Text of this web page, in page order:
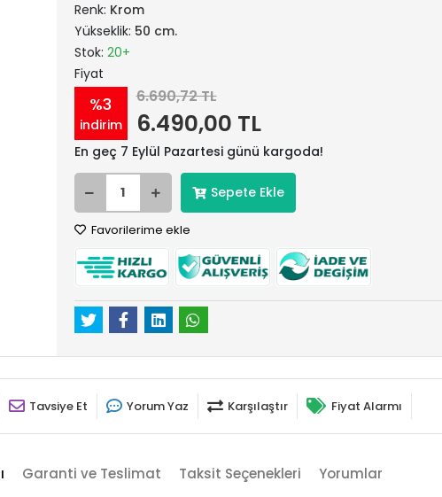
Renk: Krom
Yükseklik: 50 cm.
Stok: 20+
Fiyat
%3
indirim
6.690,72 TL
6.490,00 TL
En geç 7 Eylül Pazartesi günü kargoda!
Sepete Ekle
Favorilerime ekle
Tavsiye Et Yorum Yaz Karşılaştır Fiyat Alarmı
Garanti ve Teslimat Taksit Seçenekleri Yorumlar